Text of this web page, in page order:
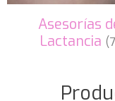
Asesorías
Lactancia